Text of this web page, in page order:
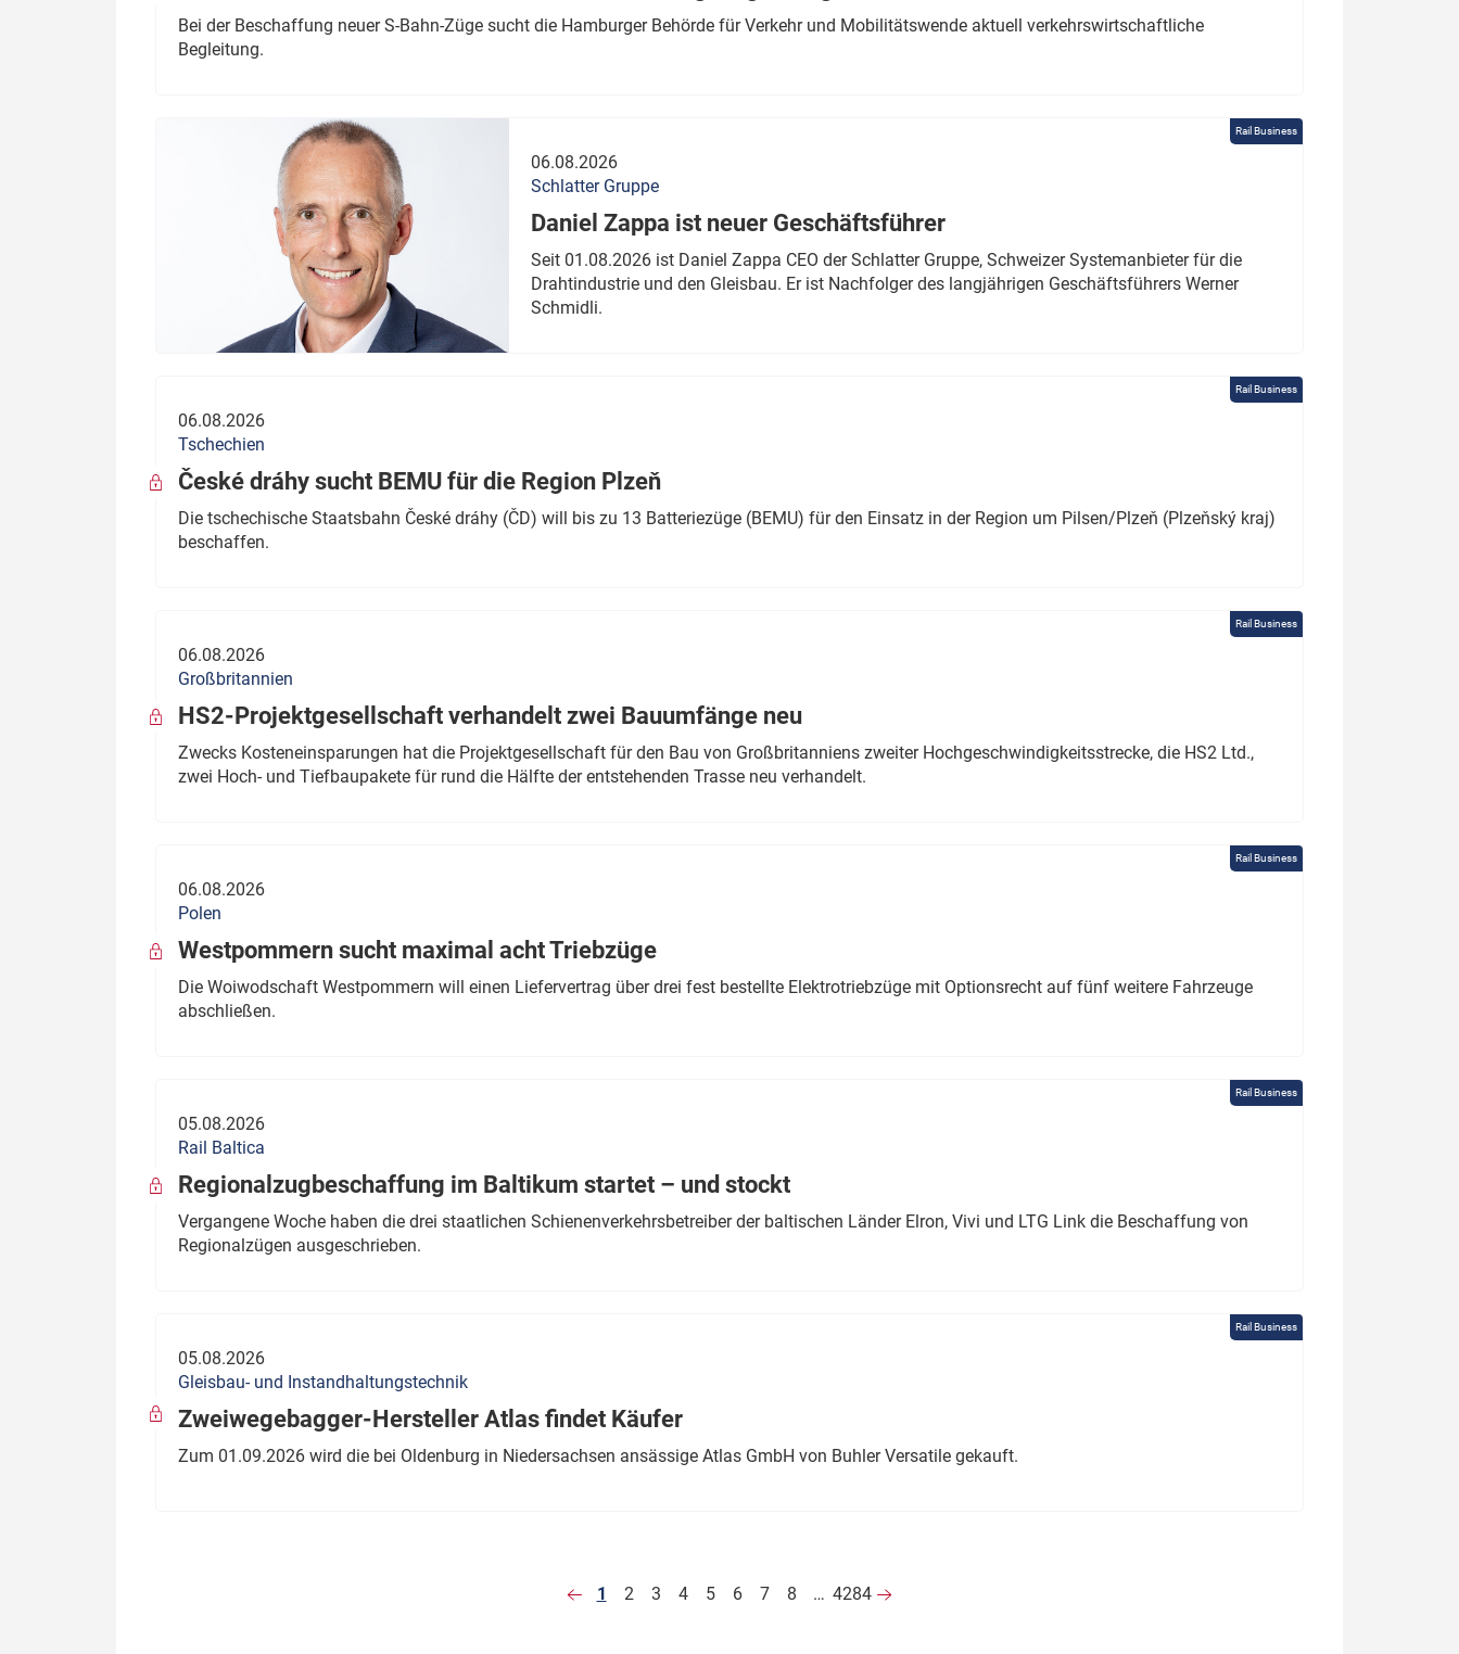
Bei der Beschaffung neuer S-Bahn-Züge sucht die Hamburger Behörde für Verkehr und Mobilitätswende aktuell verkehrswirtschaftliche
Begleitung.
Rail Business
06.08.2026
Schlatter Gruppe
Daniel Zappa ist neuer Geschäftsführer
Seit 01.08.2026 ist Daniel Zappa CEO der Schlatter Gruppe, Schweizer Systemanbieter für die
Drahtindustrie und den Gleisbau. Er ist Nachfolger des langjährigen Geschäftsführers Werner
Schmidli.
Rail Business
06.08.2026
Tschechien
České dráhy sucht BEMU für die Region Plzeň
Die tschechische Staatsbahn České dráhy (ČD) will bis zu 13 Batteriezüge (BEMU) für den Einsatz in der Region um Pilsen/Plzeň (Plzeňský kraj)
beschaffen.
Rail Business
06.08.2026
Großbritannien
HS2-Projektgesellschaft verhandelt zwei Bauumfänge neu
Zwecks Kosteneinsparungen hat die Projektgesellschaft für den Bau von Großbritanniens zweiter Hochgeschwindigkeitsstrecke, die HS2 Ltd.,
zwei Hoch- und Tiefbaupakete für rund die Hälfte der entstehenden Trasse neu verhandelt.
Rail Business
06.08.2026
Polen
Westpommern sucht maximal acht Triebzüge
Die Woiwodschaft Westpommern will einen Liefervertrag über drei fest bestellte Elektrotriebzüge mit Optionsrecht auf fünf weitere Fahrzeuge
abschließen.
Rail Business
05.08.2026
Rail Baltica
Regionalzugbeschaffung im Baltikum startet – und stockt
Vergangene Woche haben die drei staatlichen Schienenverkehrsbetreiber der baltischen Länder Elron, Vivi und LTG Link die Beschaffung von
Regionalzügen ausgeschrieben.
Rail Business
05.08.2026
Gleisbau- und Instandhaltungstechnik
Zweiwegebagger-Hersteller Atlas findet Käufer
Zum 01.09.2026 wird die bei Oldenburg in Niedersachsen ansässige Atlas GmbH von Buhler Versatile gekauft.
1 2 3 4 5 6 7 8 … 4284